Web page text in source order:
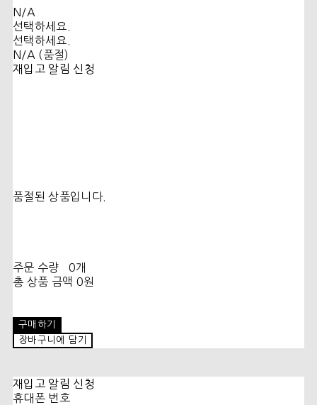
N/A
선택하세요.
선택하세요.
N/A (품절)
재입고 알림 신청
품절된 상품입니다.
주문 수량
0개
총 상품 금액 0원
구매하기
장바구니에 담기
재입고 알림 신청
휴대폰 번호